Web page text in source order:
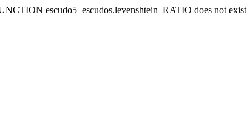
escudo5_escudos.levenshtein_RATIO does not exist